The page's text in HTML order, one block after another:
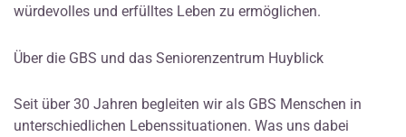
würdevolles und erfülltes Leben zu ermöglichen.
Über die GBS und das Seniorenzentrum Huyblick
Seit über 30 Jahren begleiten wir als GBS Menschen in
unterschiedlichen Lebenssituationen. Was uns dabei